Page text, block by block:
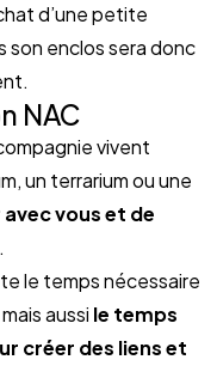
d’une petite
son enclos sera donc
NAC
vivent
un terrarium ou une
vous et de
.
le temps nécessaire
aussi le temps
créer des liens et